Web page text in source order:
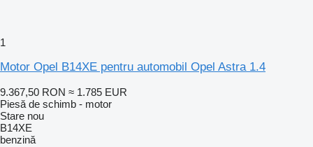
1
Motor Opel B14XE pentru automobil Opel Astra 1.4
9.367,50 RON ≈ 1.785 EUR
Piesă de schimb - motor
Stare nou
B14XE
benzină